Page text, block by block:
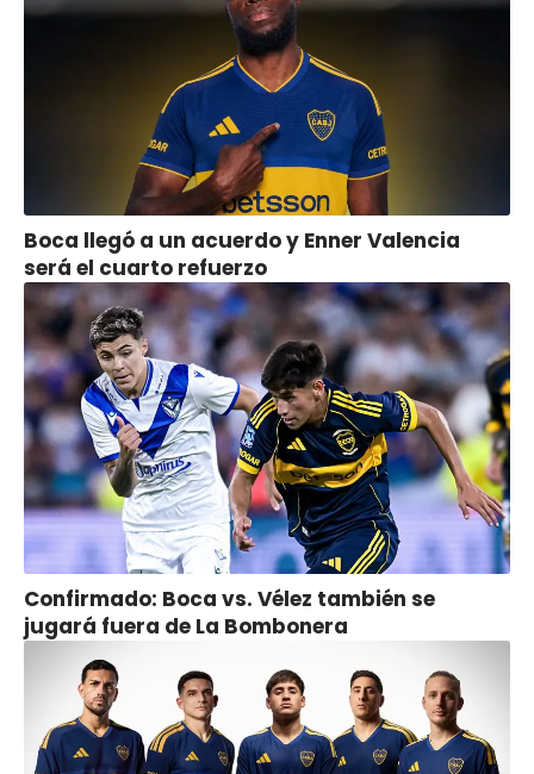
Boca llegó a un acuerdo y Enner Valencia
será el cuarto refuerzo
Confirmado: Boca vs. Vélez también se
jugará fuera de La Bombonera